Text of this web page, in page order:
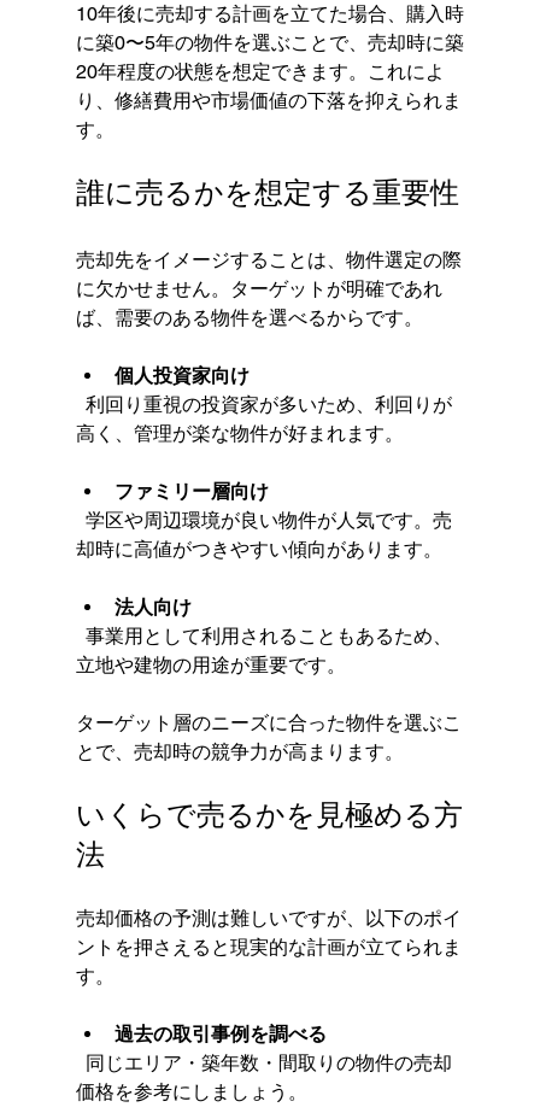
10年後に売却する計画を立てた場合、購入時
に築0〜5年の物件を選ぶことで、売却時に築
20年程度の状態を想定できます。これによ
り、修繕費用や市場価値の下落を抑えられま
す。
誰に売るかを想定する重要性
売却先をイメージすることは、物件選定の際
に欠かせません。ターゲットが明確であれ
ば、需要のある物件を選べるからです。
個人投資家向け
高く、管理が楽な物件が好まれます。
ファミリー層向け
却時に高値がつきやすい傾向があります。
法人向け
立地や建物の用途が重要です。
ターゲット層のニーズに合った物件を選ぶこ
とで、売却時の競争力が高まります。
いくらで売るかを見極める方
法
売却価格の予測は難しいですが、以下のポイ
ントを押さえると現実的な計画が立てられま
す。
過去の取引事例を調べる
価格を参考にしましょう。